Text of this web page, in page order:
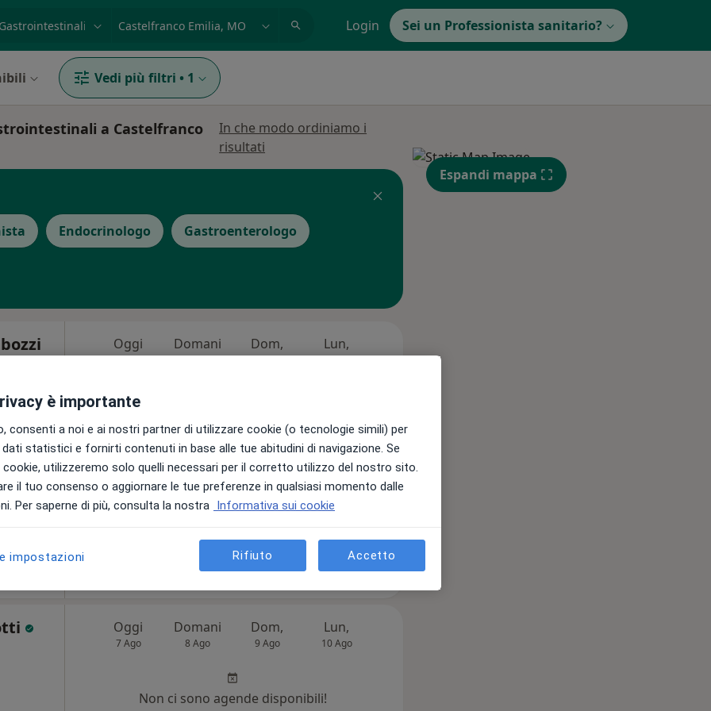
Login Sei un Professionista sanitario?
Vedi più filtri • 1
a Castelfranco
In che modo ordiniamo i
risultati
Endocrinologo Gastroenterologo
60 €
Oggi
7 Ago
Domani
8 Ago
Dom,
9 Ago
Lun,
10 Ago 11 Ago
Chiedi di attivare le prenotazioni online
Oggi
7 Ago
Domani
8 Ago
Dom,
9 Ago
Lun,
10 Ago
Non ci sono agende disponibili!
Espandi mappa
è importante
consenti a noi e ai nostri partner di utilizzare cookie (o tecnologie simili) per
statistici e fornirti contenuti in base alle tue abitudini di navigazione. Se
utilizzeremo solo quelli necessari per il corretto utilizzo del nostro sito.
il tuo consenso o aggiornare le tue preferenze in qualsiasi momento dalle
Per saperne di più, consulta la nostra Informativa sui cookie
impostazioni Rifiuto Accetto